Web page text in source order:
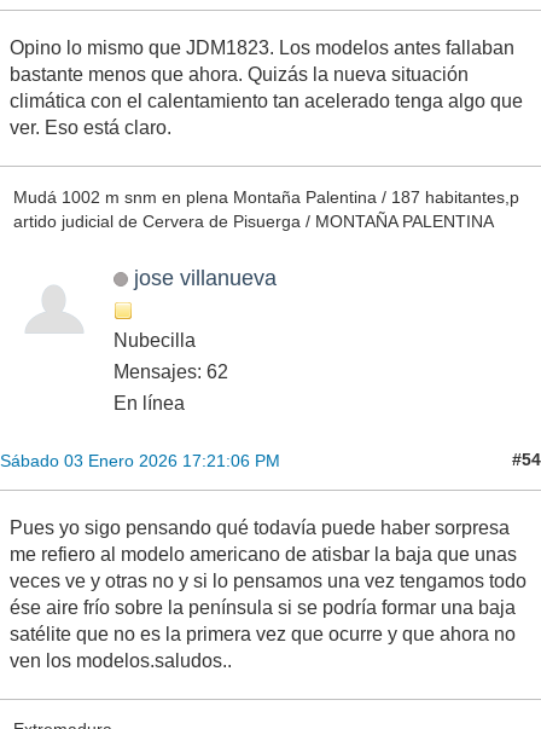
Opino lo mismo que JDM1823. Los modelos antes fallaban
bastante menos que ahora. Quizás la nueva situación
climática con el calentamiento tan acelerado tenga algo que
ver. Eso está claro.
Mudá 1002 m snm en plena Montaña Palentina / 187 habitantes,p
artido judicial de Cervera de Pisuerga / MONTAÑA PALENTINA
jose villanueva
Nubecilla
Mensajes: 62
En línea
Sábado 03 Enero 2026 17:21:06 PM #54
Pues yo sigo pensando qué todavía puede haber sorpresa
me refiero al modelo americano de atisbar la baja que unas
veces ve y otras no y si lo pensamos una vez tengamos todo
ése aire frío sobre la península si se podría formar una baja
satélite que no es la primera vez que ocurre y que ahora no
ven los modelos.saludos..